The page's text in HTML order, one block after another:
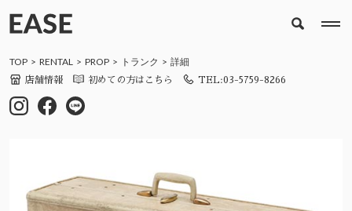
TOP RENTAL PROP トランク 詳細
店舗情報 初めての方はこちら TEL:03-5759-8266